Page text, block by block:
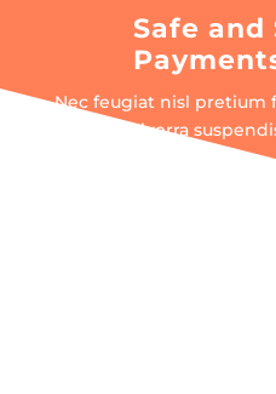
Safe and
Nec feugiat nisl pretium
pretium viverra